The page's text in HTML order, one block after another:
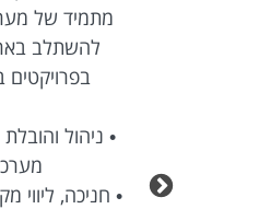
מתמיד של
להשתלב
• חניכה, ליווי